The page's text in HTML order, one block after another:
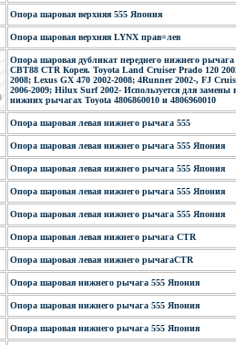
Опора шаровая верхняя 555 Япония
Опора шаровая верхняя LYNX прав=лев
Опора шаровая дубликат переднего нижнего рычага
CBT88 CTR Корея. Toyota Land Cruiser Prado 120
2008; Lexus GX 470 2002-2008; 4Runner 2002-, FJ
2006-2009; Hilux Surf 2002- Используется для замены
нижних рычагах Toyota 4806860010 и 4806960010
Опора шаровая левая нижнего рычага 555
Опора шаровая левая нижнего рычага 555 Япония
Опора шаровая левая нижнего рычага 555 Япония
Опора шаровая левая нижнего рычага 555 Япония
Опора шаровая левая нижнего рычага 555 Япония
Опора шаровая левая нижнего рычага CTR
Опора шаровая левая нижнего рычагаCTR
Опора шаровая нижнего рычага 555 Япония
Опора шаровая нижнего рычага 555 Япония
Опора шаровая нижнего рычага 555 Япония